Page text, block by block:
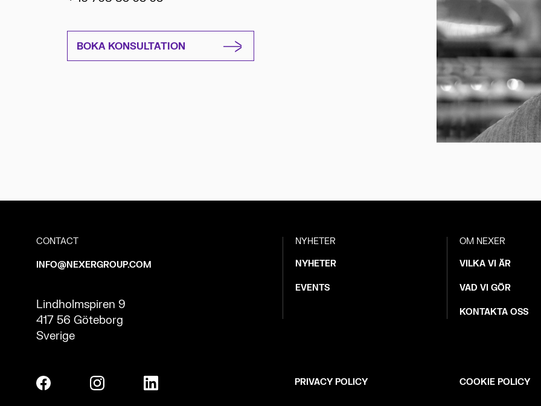
BOKA KONSULTATION
CONTACT
INFO@NEXERGROUP.COM
Lindholmspiren 9
417 56 Göteborg
Sverige
NYHETER
NYHETER
EVENTS
OM NEXER
VILKA VI ÄR
VAD VI GÖR
KONTAKTA OSS
PRIVACY POLICY COOKIE POLICY